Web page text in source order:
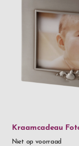
Kraamcadeau
Niet op voorraad